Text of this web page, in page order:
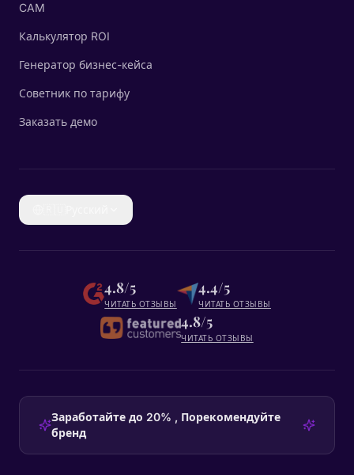
CAM
Калькулятор ROI
Генератор бизнес-кейса
Советник по тарифу
Заказать демо
4.8/5
ЧИТАТЬ ОТЗЫВЫ
4.4/5
ЧИТАТЬ ОТЗЫВЫ
4.8/5
ЧИТАТЬ ОТЗЫВЫ
Заработайте до 20% , Порекомендуйте
бренд